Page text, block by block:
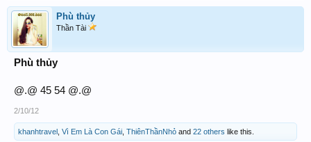
Phù thủy
Thần Tài
Phù thủy
@.@ 45 54 @.@
2/10/12
khanhtravel Vì Em Là Con Gái ThiênThầnNhỏ and 22 others like this.